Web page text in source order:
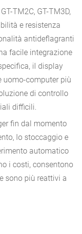
TM2C, GT-TM3D,
e resistenza
antideflagranti
facile integrazione
il display
uomo-computer più
di controllo
difficili.
fin dal momento
lo stoccaggio e
automatico
i costi, consentono
sono più reattivi a